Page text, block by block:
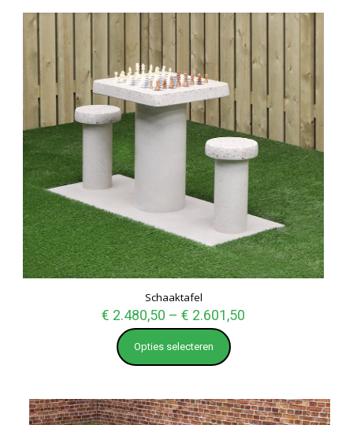
Schaaktafel
€ 2.480,50 –€ 2.601,50
Opties selecteren